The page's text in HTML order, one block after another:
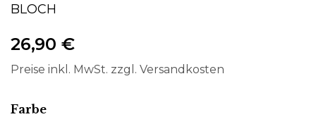
BLOCH
26,90 €
Preise inkl. MwSt. zzgl. Versandkosten
Farbeauswählen